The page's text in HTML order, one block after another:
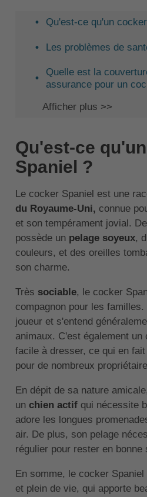
Qu'est-ce qu'un
Les problèmes de
Quelle est la
assurance pour un
Afficher plus >>
Qu'est-ce
Spaniel ?
Le cocker Spaniel est une
du Royaume-Uni, connue
et son tempérament jovial.
possède un pelage soyeux,
couleurs, et des oreilles
son charme.
Très sociable, le cocker
compagnon pour les
joueur et s'entend
animaux. C'est également un
facile à dresser, ce qui en
pour de nombreux
En dépit de sa nature
un chien actif qui nécessite
adore les longues
air. De plus, son pelage
régulier pour rester en
En somme, le cocker
et plein de vie, qui apporte